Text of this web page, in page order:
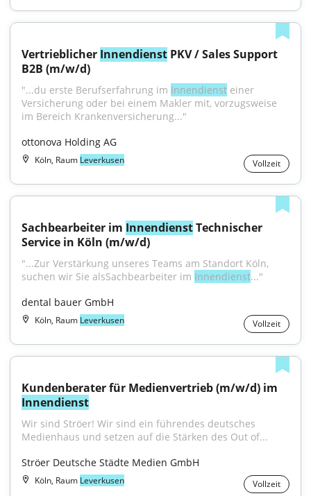
Vertrieblicher Innendienst PKV / Sales Support
B2B (m/w/d)
"...du erste Berufserfahrung im Innendienst einer
Versicherung oder bei einem Makler mit, vorzugsweise
im Bereich Krankenversicherung..."
ottonova Holding AG
Köln, Raum Leverkusen Vollzeit
Sachbearbeiter im Innendienst Technischer
Service in Köln (m/w/d)
"...Zur Verstärkung unseres Teams am Standort Köln,
suchen wir Sie alsSachbearbeiter im Innendienst..."
dental bauer GmbH
Köln, Raum Leverkusen Vollzeit
Innendienst
Wir sind Ströer! Wir sind ein führendes deutsches
Medienhaus und setzen auf die Stärken des Out of...
Ströer Deutsche Städte Medien GmbH
Köln, Raum Leverkusen Vollzeit